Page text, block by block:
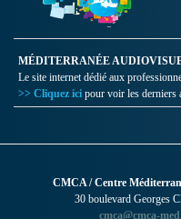
MÉDITERRANÉE
Le site internet dédié aux
>> Cliquez ici pour voir les derniers
CMCA / Centre
30 boulevard Georges
cmca@cmca-